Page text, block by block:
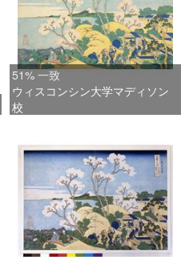
51% 一致
ウィスコンシン大学マディソン
校